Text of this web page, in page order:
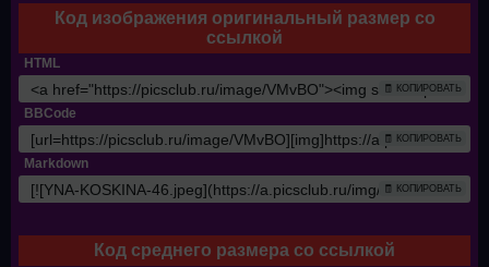
Код изображения оригинальный размер со
ссылкой
HTML
🧾 КОПИРОВАТЬ
BBCode
🧾 КОПИРОВАТЬ
Markdown
🧾 КОПИРОВАТЬ
Код среднего размера со ссылкой